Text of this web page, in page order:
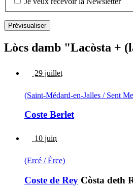
Lòcs damb "Lacòsta +
29 juillet
(Saint-Médard-en-Jalles / Sent
Coste Berlet
10 juin
(Ercé / Èrce)
Coste de Rey Còsta deth